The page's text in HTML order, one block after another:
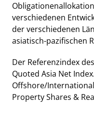
verschiedenen
der verschiedenen
asiatisch-pazifischen
Der Referenzindex
Quoted Asia Net
Offshore/
Property Shares &